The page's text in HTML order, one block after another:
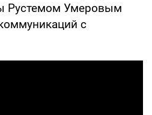
Рустемом Умеровым
с